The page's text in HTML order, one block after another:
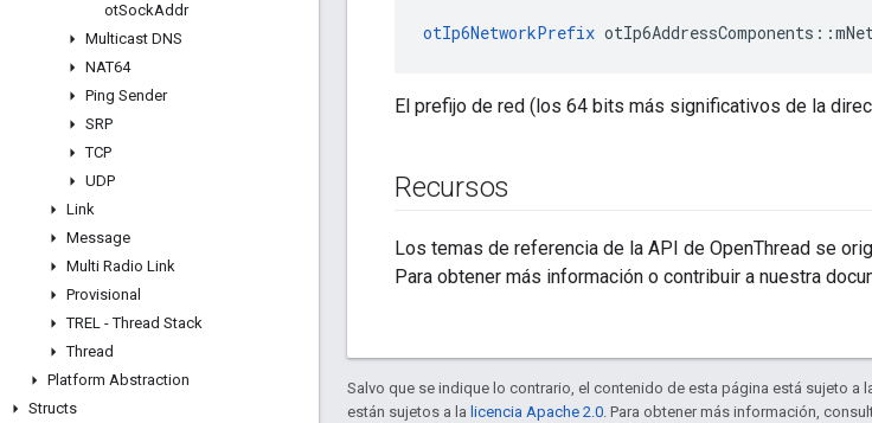
otSockAddr
Multicast DNS
NAT64
Ping Sender
SRP
TCP
UDP
Link
Message
Multi Radio Link
Provisional
TREL - Thread Stack
Thread
Platform Abstraction
Structs
otIp6NetworkPrefix otIp6AddressComponents ::
El prefijo de red (los 64 bits más significativos de la
Recursos
Los temas de referencia de la API de OpenThread se
Para obtener más información o contribuir a nuestra
Salvo que se indique lo contrario, el contenido de esta página está sujeto a
están sujetos a la licencia Apache 2.0. Para obtener más información,